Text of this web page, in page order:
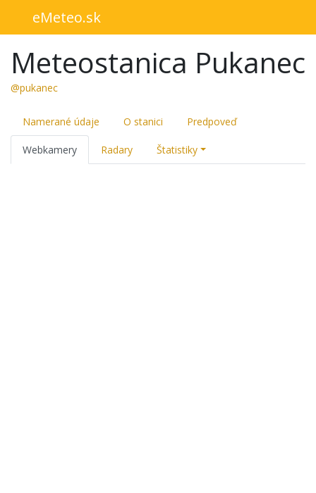
eMeteo.sk
Meteostanica Pukanec
@pukanec
Namerané údaje O stanici Predpoveď
Webkamery Radary Štatistiky